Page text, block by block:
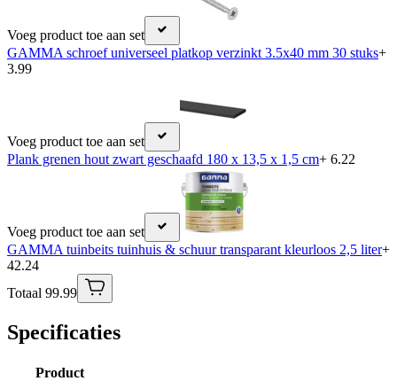
Voeg product toe aan set
GAMMA schroef universeel platkop verzinkt 3.5x40 mm 30 stuks+
3.99
Voeg product toe aan set
Plank grenen hout zwart geschaafd 180 x 13,5 x 1,5 cm+ 6.22
Voeg product toe aan set
GAMMA tuinbeits tuinhuis & schuur transparant kleurloos 2,5 liter+
42.24
Totaal 99.99
Specificaties
Product